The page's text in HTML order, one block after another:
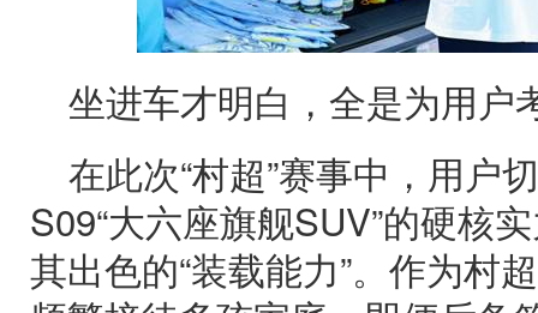
坐进车才明白，全是为用户
在此次“村超”赛事中，用户
S09“大六座旗舰SUV”的硬核
其出色的“装载能力”。作为村